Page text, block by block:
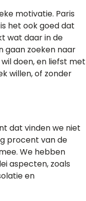
motivatie. Paris
het ook goed dat
wat daar in de
gaan zoeken naar
doen, en liefst met
willen, of zonder
dat vinden we niet
procent van de
We hebben
aspecten, zoals
en